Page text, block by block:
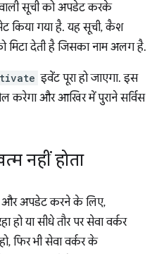
सूची को अपडेट करके
किया गया है. यह सूची, कैश
मिटा देती है जिसका नाम अलग है.
इवेंट पूरा हो जाएगा. इस
करेगा और आखिर में पुराने सर्विस
नहीं होता
और अपडेट करने के लिए,
या सीधे तौर पर सेवा वर्कर
फिर भी सेवा वर्कर के